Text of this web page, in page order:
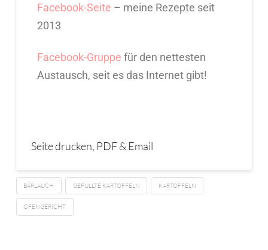
Facebook-Seite – meine Rezepte seit
2013
Facebook-Gruppe für den nettesten
Austausch, seit es das Internet gibt!
Seite drucken, PDF & Email
BÄRLAUCH GEFÜLLTE KARTOFFELN KARTOFFELN
OFENGERICHT